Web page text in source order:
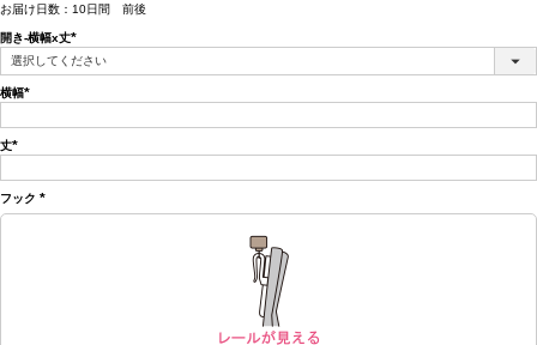
お届け日数：10日間 前後
開き-横幅x丈
(必
須)
横幅
須)
丈
須)
フック
(必